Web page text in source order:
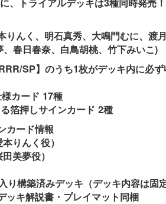
りんく、明石真秀、大鳴門むに、渡
春日春奈、白鳥胡桃、竹下みいこ)
SP】のうち1枚がデッキ内に必ず
カード 17種
箔押しサインカード 2種
カード情報
んく役）
美夢役）
り構築済みデッキ（デッキ内容は固定
ッキ解説書・プレイマット同梱